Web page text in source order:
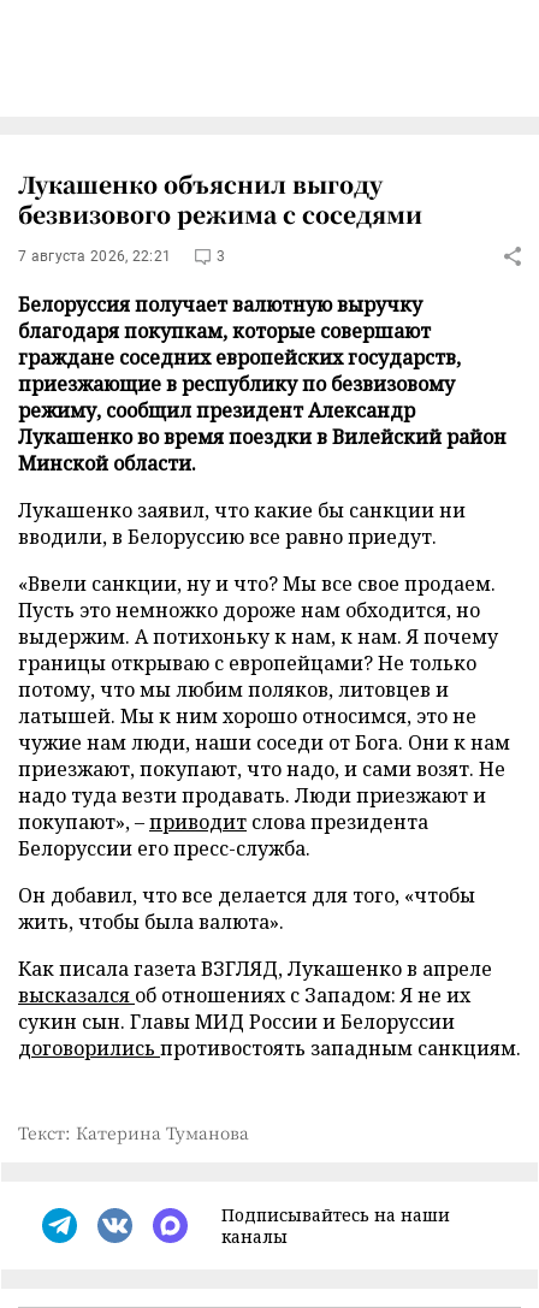
Лукашенко объяснил выгоду
безвизового режима с соседями
7 августа 2026, 22:21 3
Белоруссия получает валютную выручку
благодаря покупкам, которые совершают
граждане соседних европейских государств,
приезжающие в республику по безвизовому
режиму, сообщил президент Александр
Лукашенко во время поездки в Вилейский район
Минской области.
Лукашенко заявил, что какие бы санкции ни
вводили, в Белоруссию все равно приедут.
«Ввели санкции, ну и что? Мы все свое продаем.
Пусть это немножко дороже нам обходится, но
выдержим. А потихоньку к нам, к нам. Я почему
границы открываю с европейцами? Не только
потому, что мы любим поляков, литовцев и
латышей. Мы к ним хорошо относимся, это не
чужие нам люди, наши соседи от Бога. Они к нам
приезжают, покупают, что надо, и сами возят. Не
надо туда везти продавать. Люди приезжают и
покупают», –приводит слова президента
Белоруссии его пресс-служба.
Он добавил, что все делается для того, «чтобы
жить, чтобы была валюта».
Как писала газета ВЗГЛЯД, Лукашенко в апреле
высказался об отношениях с Западом: Я не их
сукин сын. Главы МИД России и Белоруссии
договорились противостоять западным санкциям.
Текст: Катерина Туманова
Подписывайтесь на наши
каналы